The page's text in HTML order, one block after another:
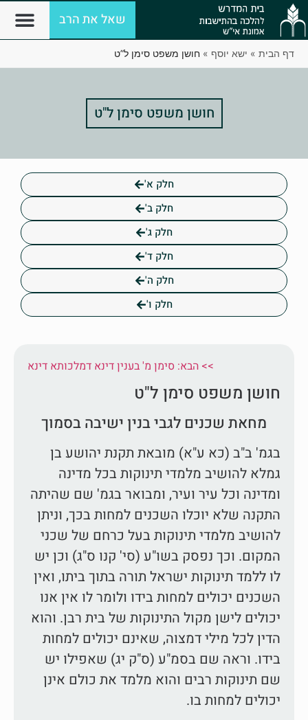
שאל את הרב
דף הבית » ישא יוסף » חושן משפט סימן ל”ט
חושן משפט סימן ל"ט
חלק א'
חלק ב'
חלק ג'
חלק ד'
חלק ה'
חלק ו'
הבא: סימן מ' בענין דינא דמלכותא דינא <<
חושן משפט סימן ל"ט
מחאת שכנים לגבי בנין ישיבה בסמוך
בגמ' ב"ב (כא ע"א) מובאת תקנת יהושע בן
גמלא להושיב מלמדי תינוקות בכל מדינה
ומדינה וכל עיר ועיר, ומבואר בגמ' שם שהיתה
התקנה שלא יוכלו השכנים למחות בכך, וניתן
להושיב מלמדי תינוקות בעל כרחם של שכני
המקום. וכך נפסק בשו"ע (סי' קנו ס"ג) וכן יש
לו ללמד תינוקות ישראל תורה בתוך ביתו, ואין
השכנים יכולים למחות בידו ולומר לו אין אנו
יכולים לישן מקול התינוקות של בית רבן. והוא
הדין לכל מילי דמצוה, שאינם יכולים למחות
בידו. וראה שם בסמ"ע (ס"ק יג) שאפילו יש
שם תינוקות רבים והוא מלמד את כולם אינן
יכולים למחות בו.